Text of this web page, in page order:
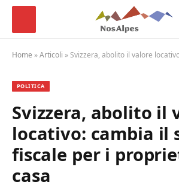
Home »Articoli »Svizzera, abolito il valore locativo: cambia il
POLITICA
Svizzera, abolito il
locativo: cambia il
fiscale per i
casa